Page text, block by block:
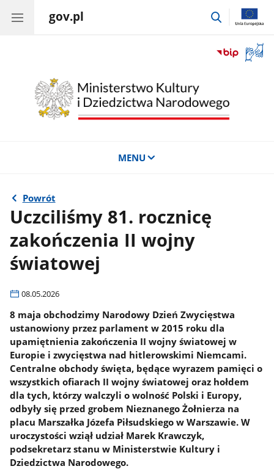
gov.pl
przejdź
okno
MENU
Powrót
Uczciliśmy 81. rocznicę
zakończenia II wojny
światowej
08.05.2026
8 maja obchodzimy Narodowy Dzień Zwycięstwa
ustanowiony przez parlament w 2015 roku dla
upamiętnienia zakończenia II wojny światowej w
Europie i zwycięstwa nad hitlerowskimi Niemcami.
Centralne obchody święta, będące wyrazem pamięci o
wszystkich ofiarach II wojny światowej oraz hołdem
dla tych, którzy walczyli o wolność Polski i Europy,
odbyły się przed grobem Nieznanego Żołnierza na
placu Marszałka Józefa Piłsudskiego w Warszawie. W
uroczystości wziął udział Marek Krawczyk,
podsekretarz stanu w Ministerstwie Kultury i
Dziedzictwa Narodowego.